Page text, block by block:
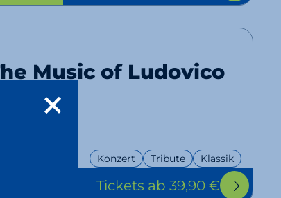
Music of Ludovico
Einaudi
Konzert Tribute Klassik
Tickets ab 39,90 €